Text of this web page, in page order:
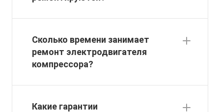
Сколько времени занимает
ремонт электродвигателя
компрессора?
Какие гарантии